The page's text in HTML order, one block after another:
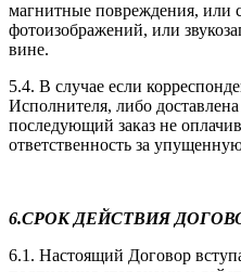
магнитные повреждения, или
фотоизображений, или
вине.
5.4. В случае если
Исполнителя, либо
последующий заказ не
ответственность за
6.СРОК ДЕЙСТВИЯ
6.1. Настоящий Договор